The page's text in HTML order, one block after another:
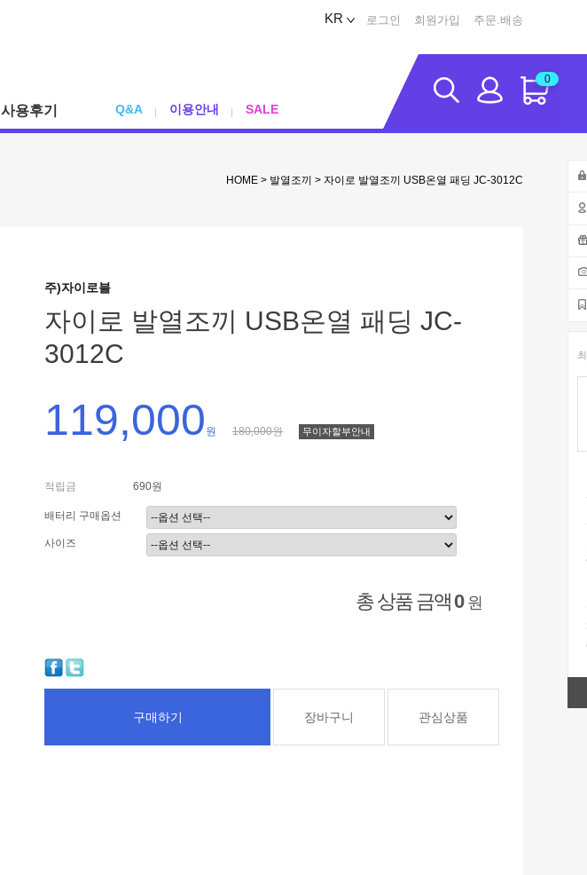
KR 로그인 회원가입 주문.배송
사용후기 Q&A 이용안내 SALE
0
HOME > 발열조끼 > 자이로 발열조끼 USB온열 패딩 JC-3012C
주)자이로블
자이로 발열조끼 USB온열 패딩 JC-
3012C
119,000 원 180,000원 무이자할부안내
적립금 690원
배터리 구매옵션
사이즈
총 상품 금액 0 원
구매하기 장바구니 관심상품